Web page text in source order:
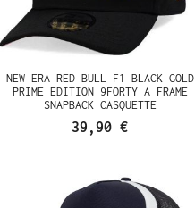
NEW ERA RED BULL F1 BLACK GOLD
PRIME EDITION 9FORTY A FRAME
SNAPBACK CASQUETTE
39,90 €